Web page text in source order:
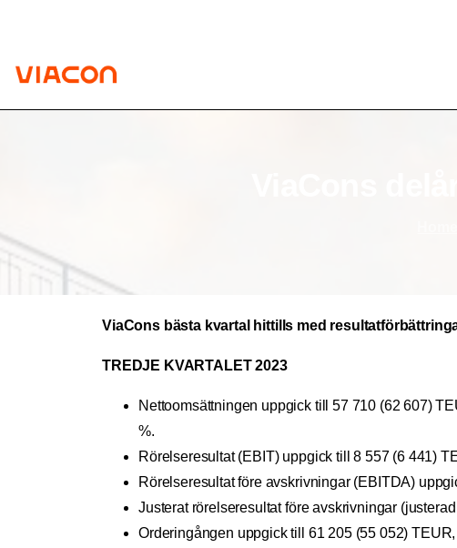
ViaCons bästa kvartal hittills med
TREDJE KVARTALET 2023
Nettoomsättningen uppgick till 57 710 (62 607)
%.
Rörelseresultat (EBIT) uppgick till 8 557 (6 441)
Rörelseresultat före avskrivningar (EBITDA)
Justerat rörelseresultat före avskrivningar
Orderingången uppgick till 61 205 (55 052)